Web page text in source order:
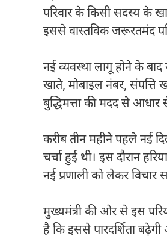
परिवार के किसी सदस्य के
इससे वास्तविक जरूरतमंद
नई व्यवस्था लागू होने के
खाते, मोबाइल नंबर,
बुद्धिमत्ता की मदद से आधार
करीब तीन महीने पहले नई
चर्चा हुई थी। इस दौरान
नई प्रणाली को लेकर विचार
मुख्यमंत्री की ओर से इस
है कि इससे पारदर्शिता